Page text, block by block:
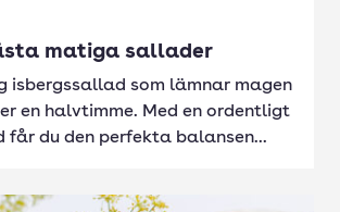
matiga sallader
isbergssallad som lämnar magen
en halvtimme. Med en ordentligt
får du den perfekta balansen...